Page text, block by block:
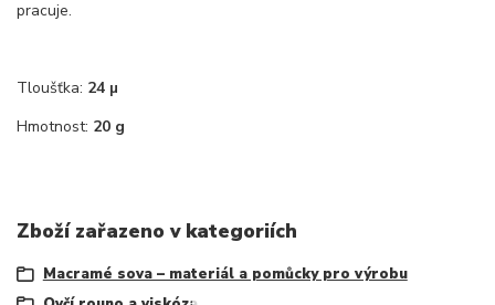
pracuje.
Tloušťka: 24 µ
Hmotnost: 20 g
Zboží zařazeno v kategoriích
Macramé sova – materiál a pomůcky pro výrobu